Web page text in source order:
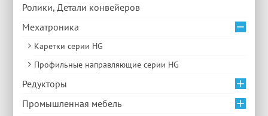
Ролики, Детали конвейеров
Мехатроника
Каретки серии HG
Профильные направляющие серии HG
Редукторы
Промышленная мебель